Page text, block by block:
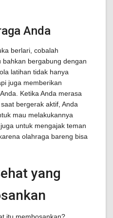
Anda
berlari, cobalah
bergabung dengan
latihan tidak hanya
juga memberikan
Ketika Anda merasa
bergerak aktif, Anda
mau melakukannya
untuk mengajak teman
olahraga bareng bisa
yang